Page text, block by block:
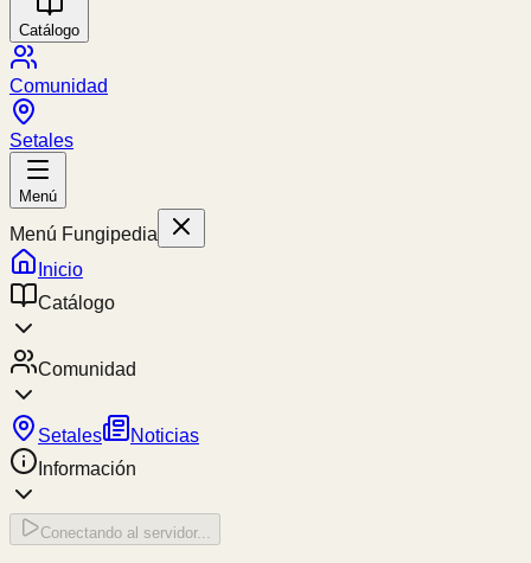
Catálogo
Comunidad
Setales
Menú
Menú Fungipedia
Inicio
Catálogo
Comunidad
Setales
Noticias
Información
Conectando al servidor...